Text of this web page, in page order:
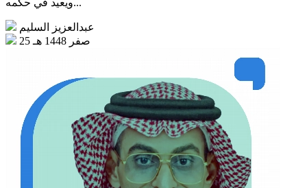
ويعيد في حكمه...
عبدالعزيز السليم
25 صفر 1448 هـ